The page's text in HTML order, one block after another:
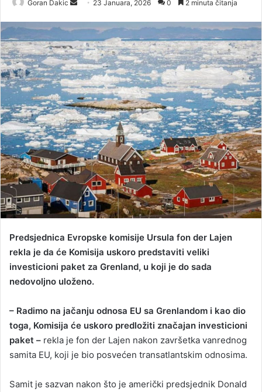
Goran Dakic
n
d
a
n
e
m
a
i
l
23 Januara, 2026 0 2 minuta čitanja
Predsjednica Evropske komisije Ursula fon der Lajen
rekla je da će Komisija uskoro predstaviti veliki
investicioni paket za Grenland, u koji je do sada
nedovoljno uloženo.
– Radimo na jačanju odnosa EU sa Grenlandom i kao dio
toga, Komisija će uskoro predložiti značajan investicioni
paket – rekla je fon der Lajen nakon završetka vanrednog
samita EU, koji je bio posvećen transatlantskim odnosima.
Samit je sazvan nakon što je američki predsjednik Donald